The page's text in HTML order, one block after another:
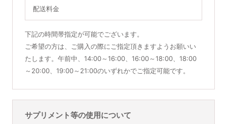
配送料金
下記の時間帯指定が可能でございます。
ご希望の方は、ご購入の際にご指定頂きますようお願いい
たします。午前中、14:00～16:00、16:00～18:00、18:00
～20:00、19:00～21:00のいずれかでご指定可能です。
サプリメント等の使用について